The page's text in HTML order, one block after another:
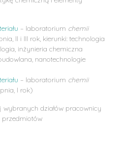
– laboratorium chemii
II i III rok, kierunki: technologia
inżynieria chemiczna
nanotechnologie
– laboratorium chemii
I rok)
wybranych działów pracownicy